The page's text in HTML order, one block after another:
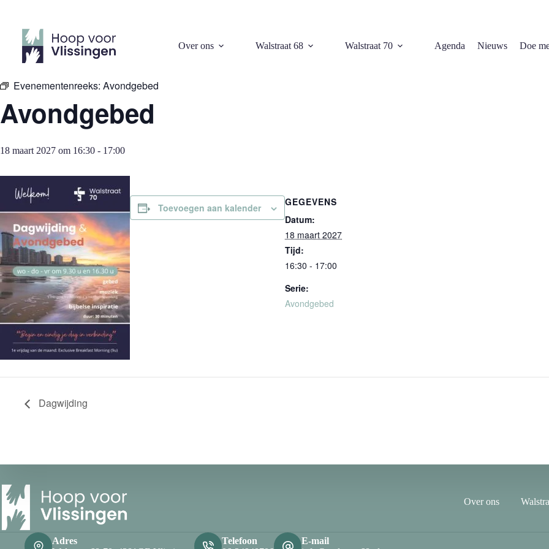
inhoud
Over ons Walstraat 68 Walstraat 70 Agenda Nieuws Doe
« Alle Evenementen
Evenementenreeks: Avondgebed
Avondgebed
18 maart 2027 om 16:30 - 17:00
Toevoegen aan kalender
GEGEVENS
Datum:
18 maart 2027
Tijd:
16:30 - 17:00
Serie:
Avondgebed
Dagwijding
Over ons
Adres
Telefoon
E-mail